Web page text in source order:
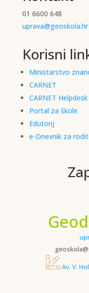
01 6600 648
uprava@geoskola.hr
Korisni
Ministarstvo
CARNET
CARNET
Portal za škole
Edutorij
e-Dnevnik za
Av. V.